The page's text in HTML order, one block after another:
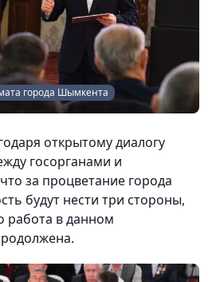
города Шымкента
открытому диалогу
госорганами и
за процветание города
будут нести три стороны,
работа в данном